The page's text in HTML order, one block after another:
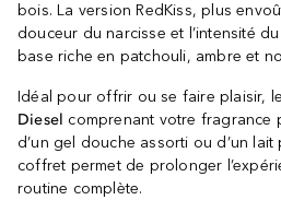
bois. La version RedKiss, plus
douceur du narcisse et l’intensité
base riche en patchouli, ambre et
Idéal pour offrir ou se faire plaisir,
Diesel comprenant votre fragrance
d’un gel douche assorti ou d’un
coffret permet de prolonger
routine complète.